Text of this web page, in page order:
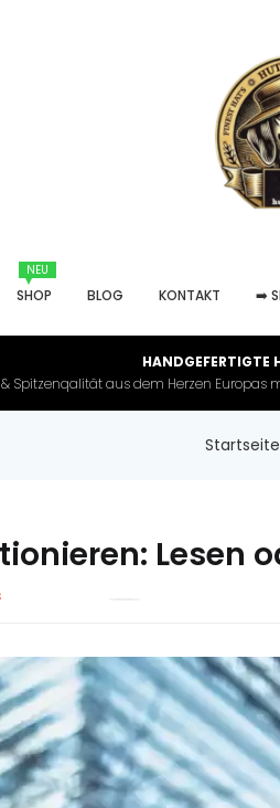
NEU
SHOP BLOG KONTAKT ➡️
HANDGEFERTIGTE
Spitzenqalität aus dem Herzen Europas
Startseite
Lesen